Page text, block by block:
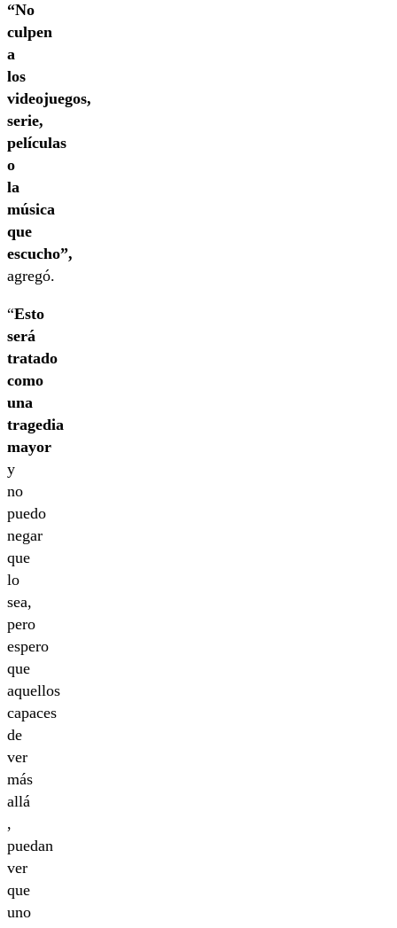
“No
culpen
a
los
videojuegos,
serie,
películas
o
la
música
que
escucho”,
agregó.
“Esto
será
tratado
como
una
tragedia
mayor
y
no
puedo
negar
que
lo
sea,
pero
espero
que
aquellos
capaces
de
ver
más
allá
,
puedan
ver
que
uno